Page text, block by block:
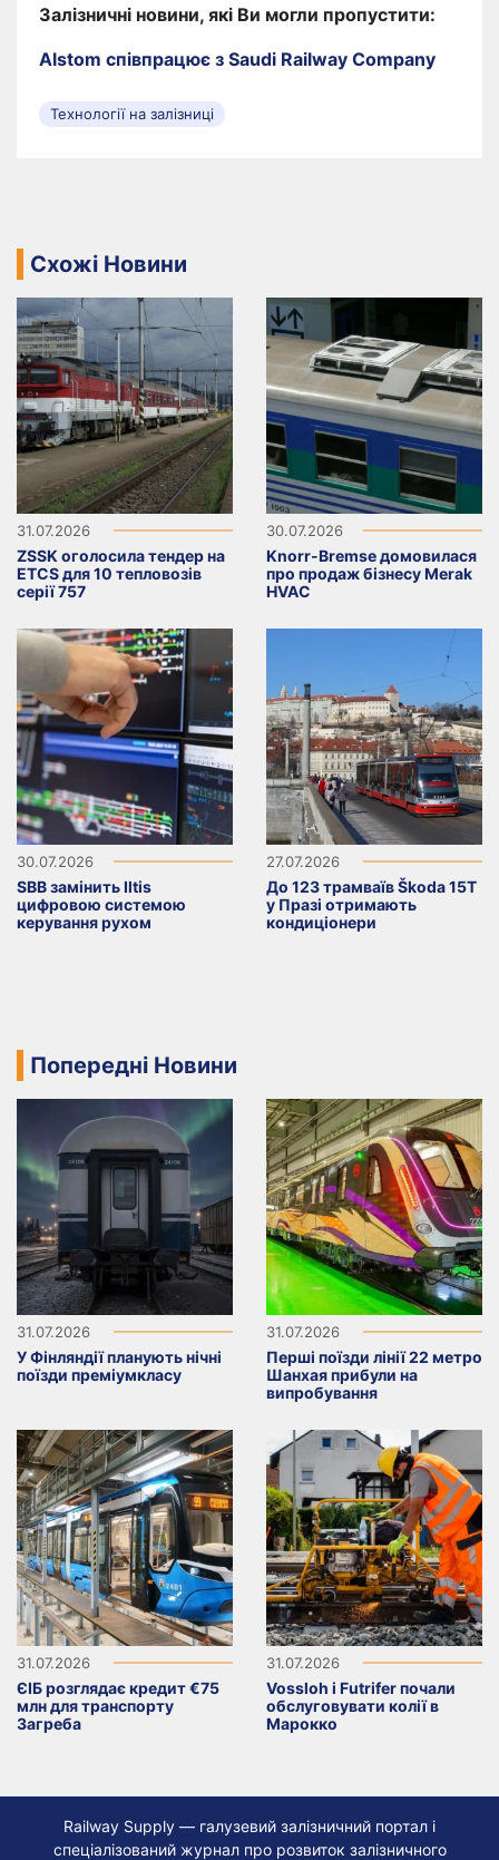
Залізничні новини, які Ви могли пропустити:
Alstom співпрацює з Saudi Railway Company
Технології на залізниці
Схожі Новини
31.07.2026
ZSSK оголосила тендер на
ETCS для 10 тепловозів
серії 757
30.07.2026
Knorr-Bremse домовилася
про продаж бізнесу Merak
HVAC
30.07.2026
SBB замінить Iltis
цифровою системою
керування рухом
27.07.2026
До 123 трамваїв Škoda 15T
у Празі отримають
кондиціонери
Попередні Новини
31.07.2026
У Фінляндії планують нічні
поїзди преміумкласу
31.07.2026
Перші поїзди лінії 22 метро
Шанхая прибули на
випробування
31.07.2026
ЄІБ розглядає кредит €75
млн для транспорту
Загреба
31.07.2026
Vossloh і Futrifer почали
обслуговувати колії в
Марокко
Railway Supply — галузевий залізничний портал і
спеціалізований журнал про розвиток залізничного